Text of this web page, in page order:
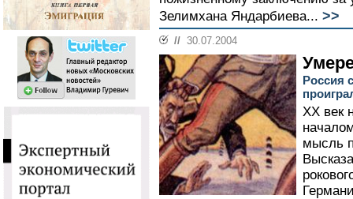
Зелимхана Яндарбиева... >>
// 30.07.2004
Россия
ХХ век
мысль